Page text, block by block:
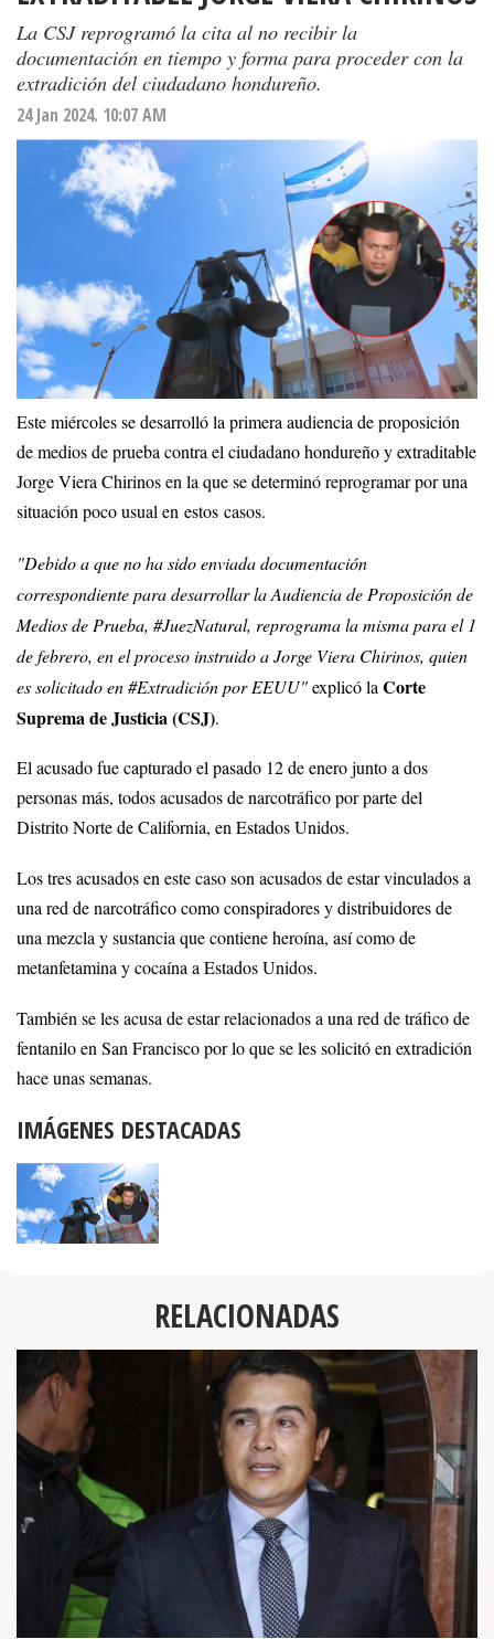
La CSJ reprogramó la cita al no recibir la
documentación en tiempo y forma para proceder con la
extradición del ciudadano hondureño.
24 Jan 2024. 10:07 AM
Este miércoles se desarrolló la primera audiencia de proposición
de medios de prueba contra el ciudadano hondureño y extraditable
Jorge Viera Chirinos en la que se determinó reprogramar por una
situación poco usual en estos casos.
"Debido a que no ha sido enviada documentación
correspondiente para desarrollar la Audiencia de Proposición de
Medios de Prueba, #JuezNatural, reprograma la misma para el 1
de febrero, en el proceso instruido a Jorge Viera Chirinos, quien
es solicitado en #Extradición por EEUU"explicó laCorte
Suprema de Justicia (CSJ).
El acusado fue capturado el pasado 12 de enero junto a dos
personas más, todos acusados de narcotráfico por parte del
Distrito Norte de California, en Estados Unidos.
Los tres acusados en este caso son acusados de estar vinculados a
una red de narcotráfico como conspiradores y distribuidores de
una mezcla y sustancia que contiene heroína, así como de
metanfetamina y cocaína a Estados Unidos.
También se les acusa de estar relacionados a una red de tráfico de
fentanilo en San Francisco por lo que se les solicitó en extradición
hace unas semanas.
IMÁGENES DESTACADAS
RELACIONADAS